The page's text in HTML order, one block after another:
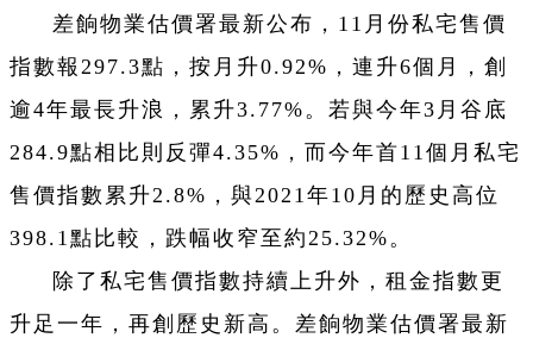
差餉物業估價署最新公布，11月份私宅售價
指數報297.3點，按月升0.92%，連升6個月，創
逾4年最長升浪，累升3.77%。若與今年3月谷底
284.9點相比則反彈4.35%，而今年首11個月私宅
售價指數累升2.8%，與2021年10月的歷史高位
398.1點比較，跌幅收窄至約25.32%。
除了私宅售價指數持續上升外，租金指數更
升足一年，再創歷史新高。差餉物業估價署最新